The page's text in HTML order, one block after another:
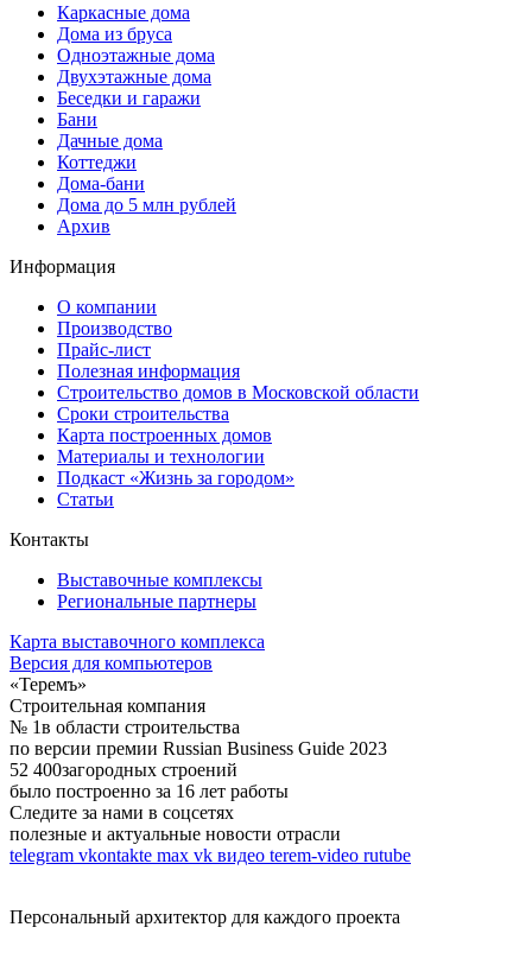
Каркасные дома
Дома из бруса
Одноэтажные дома
Двухэтажные дома
Беседки и гаражи
Бани
Дачные дома
Коттеджи
Дома-бани
Дома до 5 млн рублей
Архив
Информация
О компании
Производство
Прайс-лист
Полезная информация
Строительство домов в Московской области
Сроки строительства
Карта построенных домов
Материалы и технологии
Подкаст «Жизнь за городом»
Статьи
Контакты
Выставочные комплексы
Региональные партнеры
Карта выставочного комплекса
Версия для компьютеров
«Теремъ»
Строительная компания
№ 1в области строительства
по версии премии Russian Business Guide 2023
52 400загородных строений
было построенно за 16 лет работы
Следите за нами в соцсетях
полезные и актуальные новости отрасли
telegram vkontakte max vk видео terem-video rutube
Персональный архитектор для каждого проекта